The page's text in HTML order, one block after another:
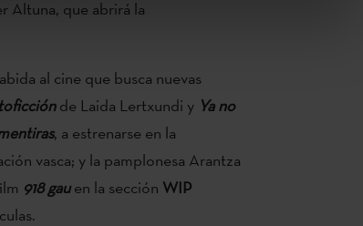
Altuna, que abrirá la
al cine que busca nuevas
de Laida Lertxundi y Ya no
, a estrenarse en la
vasca; y la pamplonesa Arantza
918 gauen la sección WIP